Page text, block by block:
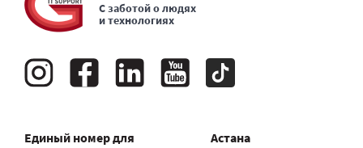
С заботой о людях
и технологиях
Единый номер для
Астана